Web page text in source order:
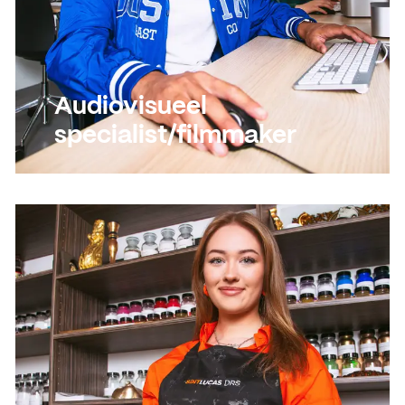
Audiovisueel
specialist/filmmaker
Lees meer
Lees meer